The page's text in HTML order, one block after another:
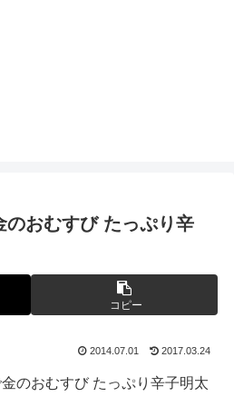
のおむすび たっぷり辛
コピー
2014.07.01 2017.03.24
のおむすび たっぷり辛子明太